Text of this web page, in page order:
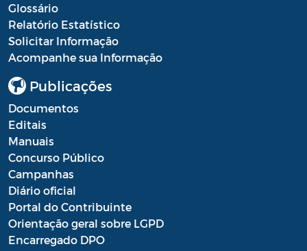
Glossário
Relatório Estatístico
Solicitar Informação
Acompanhe sua Informação
Publicações
Documentos
Editais
Manuais
Concurso Público
Campanhas
Diário oficial
Portal do Contribuinte
Orientação geral sobre LGPD
Encarregado DPO